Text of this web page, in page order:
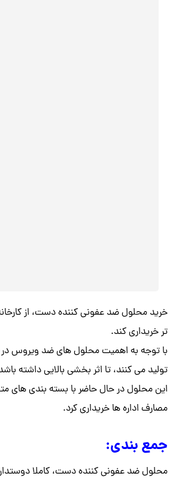
خرید محلول ضد عفونی کننده دست، از
تر خریداری کند.
با توجه به اهمیت محلول های ضد ویروس در
تولید می کنند، تا اثر بخشی بالایی داشته
این‌ محلول در حال حاضر با بسته بندی های
مصارف اداره ها خریداری کرد.
جمع بندی:
محلول ضد عفونی کننده دست، کاملا